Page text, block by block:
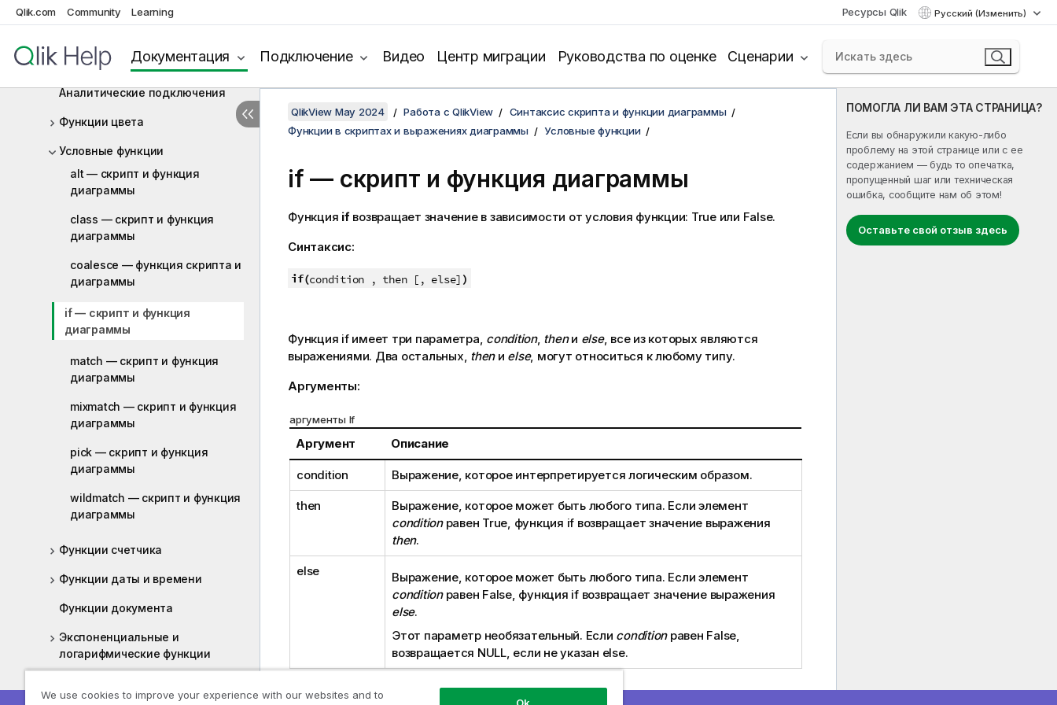
Qlik.com Community Learning Ресурсы Qlik Русский (Изменить)
Документация Подключение Видео Центр миграции Руководства по оценке Сценарии
диаграммы
Aggr
Аналитические подключения
Функции цвета
Условные функции
alt — скрипт и функция
диаграммы
class — скрипт и функция
диаграммы
coalesce — функция скриптa и
диаграммы
if — скрипт и функция
диаграммы
match — скрипт и функция
диаграммы
mixmatch — скрипт и функция
диаграммы
pick — скрипт и функция
диаграммы
wildmatch — скрипт и функция
диаграммы
Функции счетчика
Функции даты и времени
Функции документа
Экспоненциальные и
логарифмические функции
ПОМОГЛА ЛИ ВАМ ЭТА СТРАНИЦА?
Если вы обнаружили какую-либо
проблему на этой странице или с ее
содержанием — будь то опечатка,
пропущенный шаг или техническая
ошибка, сообщите нам об этом!
Оставьте свой отзыв здесь
QlikView May 2024 Работа с QlikView
Синтаксис скрипта и функции диаграммы
Функции в скриптах и выражениях диаграммы
Условные функции
if — скрипт и функция диаграммы
Функция ifвозвращает значение в зависимости от условия функции: Trueили False.
Синтаксис:
if(condition , then [, else] )
Функция ifимеет три параметра, condition, thenи else, все из которых являются
выражениями. Два остальных, thenи else, могут относиться к любому типу.
Аргументы:
аргументы If
Аргумент Описание
condition Выражение, которое интерпретируется логическим образом.
then
Выражение, которое может быть любого типа. Если элемент
conditionравен True , функция if возвращает значение выражения
then.
else
Выражение, которое может быть любого типа. Если элемент
conditionравен False, функция ifвозвращает значение выражения
else.
Этот параметр необязательный. Если conditionравен False
возвращается NULL, если не указан else.
We use cookies to improve your experience with our websites and to